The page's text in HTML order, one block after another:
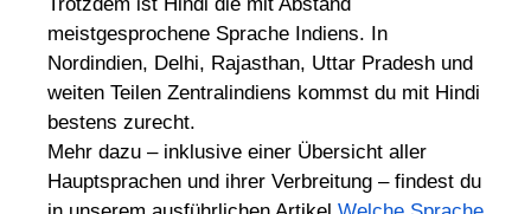
meistgesprochene Sprache Indiens. In
Nordindien, Delhi, Rajasthan, Uttar Pradesh und
weiten Teilen Zentralindiens kommst du mit Hindi
bestens zurecht.
Mehr dazu – inklusive einer Übersicht aller
Hauptsprachen und ihrer Verbreitung – findest du